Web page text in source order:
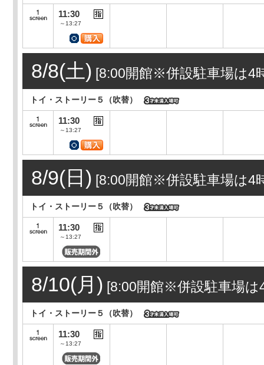
11:30
～13:27
8/8(土) [8:00開館※併設駐車場は4
トイ・ストーリー５（吹替）
11:30
～13:27
8/9(日) [8:00開館※併設駐車場は4
トイ・ストーリー５（吹替）
11:30
～13:27
8/10(月) [8:00開館※併設駐車場は
トイ・ストーリー５（吹替）
11:30
～13:27